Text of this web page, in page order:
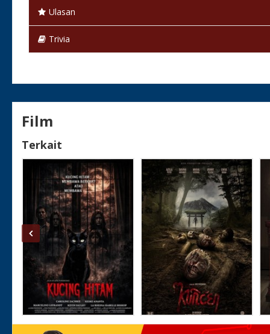
Ulasan
Trivia
Film
Terkait